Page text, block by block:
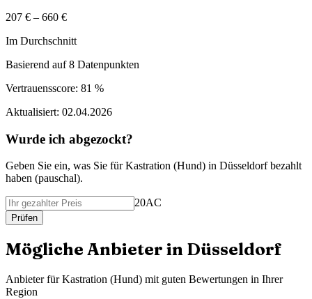
207 € – 660 €
Im Durchschnitt
Basierend auf8 Datenpunkten
Vertrauensscore: 81 %
Aktualisiert: 02.04.2026
Wurde ich abgezockt?
Geben Sie ein, was Sie fürKastration (Hund) in Düsseldorf bezahlt
haben (pauschal).
20AC
Prüfen
Mögliche Anbieter in Düsseldorf
Anbieter fürKastration (Hund) mit guten Bewertungen in Ihrer
Region